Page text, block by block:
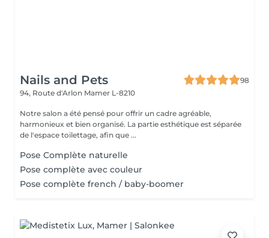
Nails and Pets
98
94, Route d'Arlon Mamer L-8210
Notre salon a été pensé pour offrir un cadre agréable,
harmonieux et bien organisé. La partie esthétique est séparée
de l'espace toilettage, afin que ...
Pose Complète naturelle
Pose complète avec couleur
Pose complète french / baby-boomer